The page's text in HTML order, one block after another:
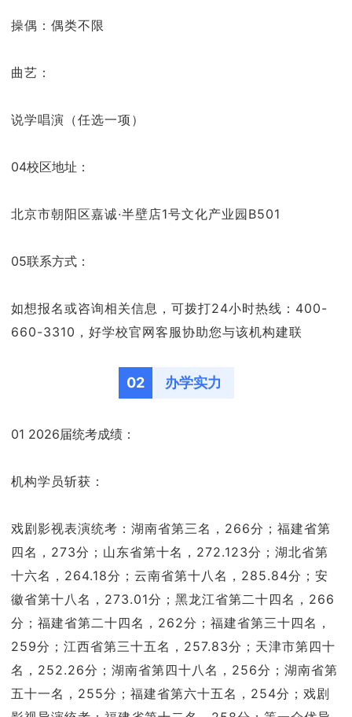
操偶：偶类不限
曲艺：
说学唱演（任选一项）
04校区地址：
北京市朝阳区嘉诚·半壁店1号文化产业园B501
05联系方式：
如想报名或咨询相关信息，可拨打24小时热线：400-
660-3310，好学校官网客服协助您与该机构建联
02 办学实力
01 2026届统考成绩：
机构学员斩获：
戏剧影视表演统考：湖南省第三名，266分；福建省第
四名，273分；山东省第十名，272.123分；湖北省第
十六名，264.18分；云南省第十八名，285.84分；安
徽省第十八名，273.01分；黑龙江省第二十四名，266
分；福建省第二十四名，262分；福建省第三十四名，
259分；江西省第三十五名，257.83分；天津市第四十
名，252.26分；湖南省第四十八名，256分；湖南省第
五十一名，255分；福建省第六十五名，254分；戏剧